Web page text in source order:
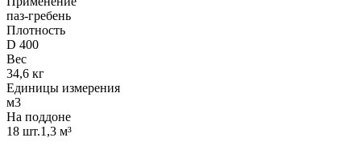
паз-гребень
Плотность
D 400
Вес
34,6 кг
Единицы измерения
м3
На поддоне
18 шт.1,3 м³